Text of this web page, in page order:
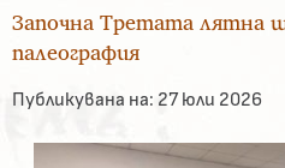
Започна Третата лятна
палеография
Публикувана на: 27 юли 2026